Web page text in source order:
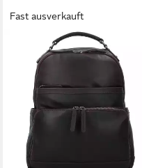
Fast ausverkauft
THE CHESTERFIELD BRAND
Laptoprucksack Austin, Leder
ab 179,95 €
lieferbar - in 2-3 Werktagen bei dir